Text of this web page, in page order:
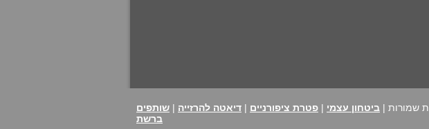
ביטחון עצמי | פטרת ציפורניים | דיאטה להרזייה | שותפים
ברשת